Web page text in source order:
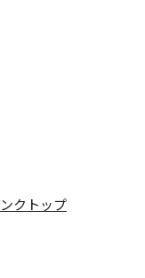
クトップ